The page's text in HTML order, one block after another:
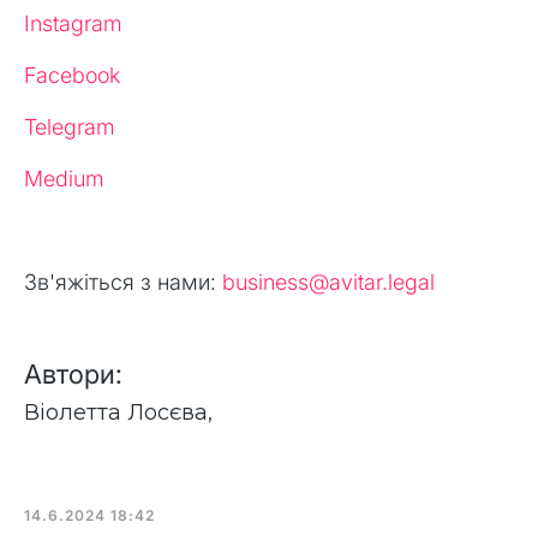
Instagram
Facebook
Telegram
Medium
Зв'яжіться з нами: business@avitar.legal
Автори:
Віолетта Лосєва,
14.6.2024 18:42